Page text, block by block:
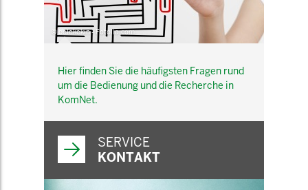
© belekekin - Fotolia.com
Hier finden Sie die häufigsten Fragen rund
um die Bedienung und die Recherche in
KomNet.
SERVICE
KONTAKT